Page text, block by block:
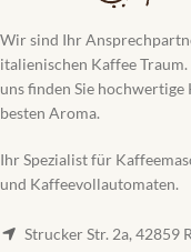
Wir sind Ihr
italienischen Kaffee
uns finden Sie
besten Aroma.
Ihr Spezialist für
und Kaffeevollautomaten.
Strucker Str. 2a, 42859